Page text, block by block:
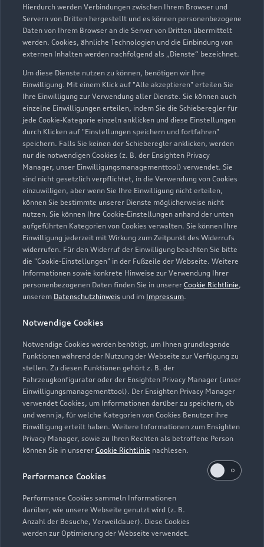
Hierdurch werden Verbindungen zwischen Ihrem Browser und
Servern von Dritten hergestellt und es können personenbezogene
Daten von Ihrem Browser an die Server von Dritten übermittelt
werden. Cookies, ähnliche Technologien und die Einbindung von
externen Inhalten werden nachfolgend als „Dienste“ bezeichnet.
Um diese Dienste nutzen zu können, benötigen wir Ihre
Einwilligung. Mit einem Klick auf "Alle akzeptieren" erteilen Sie
Ihre Einwilligung zur Verwendung aller Dienste. Sie können auch
einzelne Einwilligungen erteilen, indem Sie die Schieberegler für
jede Cookie-Kategorie einzeln anklicken und diese Einstellungen
durch Klicken auf "Einstellungen speichern und fortfahren"
speichern. Falls Sie keinen der Schieberegler anklicken, werden
nur die notwendigen Cookies (z. B. der Ensighten Privacy
Manager, unser Einwilligungsmanagementtool) verwendet. Sie
sind nicht gesetzlich verpflichtet, in die Verwendung von Cookies
einzuwilligen, aber wenn Sie Ihre Einwilligung nicht erteilen,
können Sie bestimmte unserer Dienste möglicherweise nicht
nutzen. Sie können Ihre Cookie-Einstellungen anhand der unten
aufgeführten Kategorien von Cookies verwalten. Sie können Ihre
Einwilligung jederzeit mit Wirkung zum Zeitpunkt des Widerrufs
widerrufen. Für den Widerruf der Einwilligung beachten Sie bitte
die "Cookie-Einstellungen" in der Fußzeile der Webseite. Weitere
Informationen sowie konkrete Hinweise zur Verwendung Ihrer
personenbezogenen Daten finden Sie in unserer Cookie Richtlinie,
unserem Datenschutzhinweis und im Impressum.
Notwendige Cookies
Notwendige Cookies werden benötigt, um Ihnen grundlegende
Funktionen während der Nutzung der Webseite zur Verfügung zu
stellen. Zu diesen Funktionen gehört z. B. der
Fahrzeugkonfigurator oder der Ensighten Privacy Manager (unser
Einwilligungsmanagementtool). Der Ensighten Privacy Manager
verwendet Cookies, um Informationen darüber zu speichern, ob
und wenn ja, für welche Kategorien von Cookies Benutzer ihre
Einwilligung erteilt haben. Weitere Informationen zum Ensighten
Privacy Manager, sowie zu Ihren Rechten als betroffene Person
können Sie in unserer Cookie Richtlinie nachlesen.
Performance Cookies
Performance Cookies sammeln Informationen
darüber, wie unsere Webseite genutzt wird (z. B.
Anzahl der Besuche, Verweildauer). Diese Cookies
werden zur Optimierung der Webseite verwendet.
zur Terminvereinbarung sowie die zeitnahe
Abarbeitung von Kundenanliegen.
Mitarbeiter_innen dieser Betriebe sind sowohl im
technischen Bereich als auch in der
qualifiziert.
Zurück nach oben
Modelle
Alle Modelle
Modelle vergleichen
Elektromodelle
Plug-in-Hybride
Kaufen & leasen
Neuwagensuche
Gebrauchtwagensuche
Gebrauchtwagen
Geschäftskunden
Service & Zubehör
Saisonale Angebote
Audi Services
Garantie
Audi digital services
myAudi
Support
Händlersuche
Audi Code
Häufige Fragen (FAQ)
Audi Online Beratung
Online-Terminvereinbarung
Servicekontakt
Über Audi
Karriere
Investor Relations
Presse & Media Center
Datenschutz
Audi erleben
Newsletter
© 2026 AUDI AG. Alle Rechte vorbehalten
Impressum Rechtliches
Hinweisgebersystem
Datenschutzinformation
Cookie-Einstellungen
Cookie-Richtlinie
Barrierefreiheit
Die Auszeichnung Audi Top Service Partner 2025 wurde von
der AUDI AG unter Ausschluss Dritter nach festgelegten